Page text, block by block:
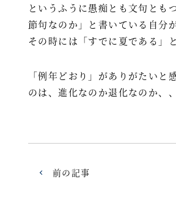
というふうに愚痴とも文句とも
節句なのか」と書いている自分
その時には「すでに夏である」
「例年どおり」がありがたいと
のは、進化なのか退化なのか、
前の記事